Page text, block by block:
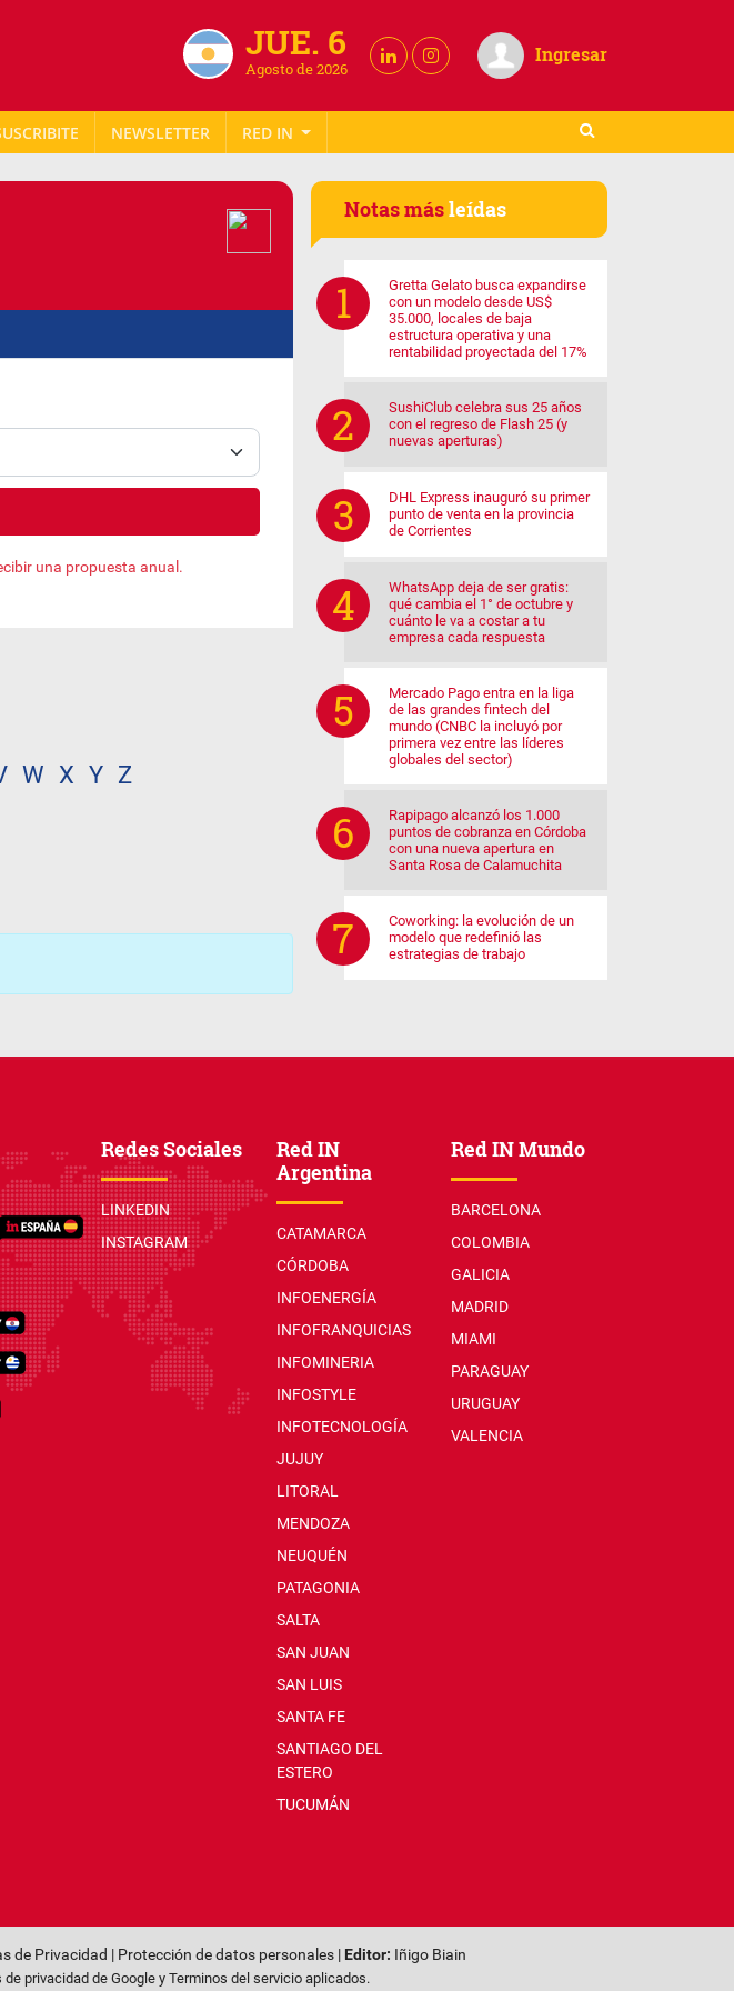
JUE. 6
Agosto de 2026
Ingresar
NEWSLETTER RED IN
una propuesta anual.
W X Y Z
Notas másleídas
Gretta Gelato busca expandirse
con un modelo desde US$
35.000, locales de baja
estructura operativa y una
rentabilidad proyectada del 17%
SushiClub celebra sus 25 años
con el regreso de Flash 25 (y
nuevas aperturas)
DHL Express inauguró su primer
punto de venta en la provincia
de Corrientes
WhatsApp deja de ser gratis:
qué cambia el 1° de octubre y
cuánto le va a costar a tu
empresa cada respuesta
Mercado Pago entra en la liga
de las grandes fintech del
mundo (CNBC la incluyó por
primera vez entre las líderes
globales del sector)
Rapipago alcanzó los 1.000
puntos de cobranza en Córdoba
con una nueva apertura en
Santa Rosa de Calamuchita
Coworking: la evolución de un
modelo que redefinió las
estrategias de trabajo
Redes Sociales
LINKEDIN
INSTAGRAM
Red IN
Argentina
CATAMARCA
CÓRDOBA
INFOENERGÍA
INFOFRANQUICIAS
INFOMINERIA
INFOSTYLE
INFOTECNOLOGÍA
JUJUY
LITORAL
MENDOZA
NEUQUÉN
PATAGONIA
SALTA
SAN JUAN
SAN LUIS
SANTA FE
SANTIAGO DEL
ESTERO
TUCUMÁN
Red IN Mundo
BARCELONA
COLOMBIA
GALICIA
MADRID
MIAMI
PARAGUAY
URUGUAY
VALENCIA
de Privacidad | Protección de datos personales | Editor: Iñigo Biain
de privacidad de Googley Terminos del servicioaplicados.